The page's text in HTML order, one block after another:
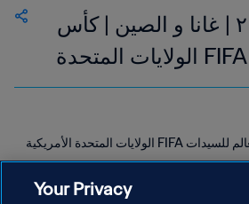
هدف صن ون '٢١ | غانا و الصين | كأس
العالم للسيدات FIFA الولايات المتحدة
شاهد كل هدف من كأس العالم للسيدات FIFA الولايات المتحدة الأمريكية
Your Privacy